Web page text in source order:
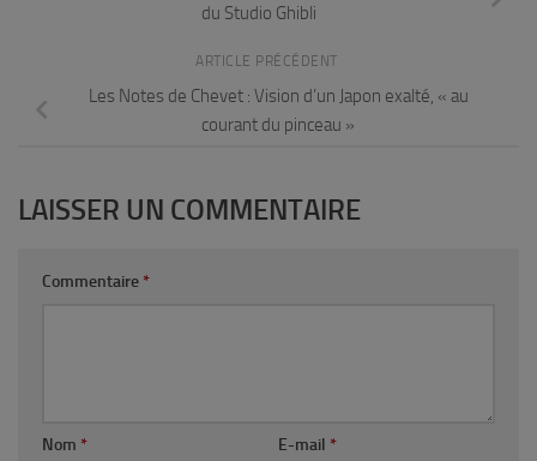
du Studio Ghibli
ARTICLE PRÉCÉDENT
Les Notes de Chevet : Vision d’un Japon exalté, « au
courant du pinceau »
LAISSER UN COMMENTAIRE
Commentaire *
Nom * E-mail *